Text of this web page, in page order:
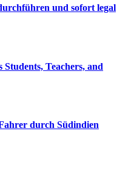
und sofort legal
Teachers, and
durch Südindien